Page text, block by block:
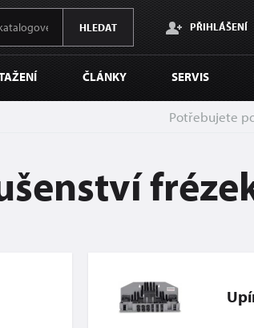
HLEDAT PŘIHLÁŠENÍ
ČLÁNKY SERVIS
Potřebujete